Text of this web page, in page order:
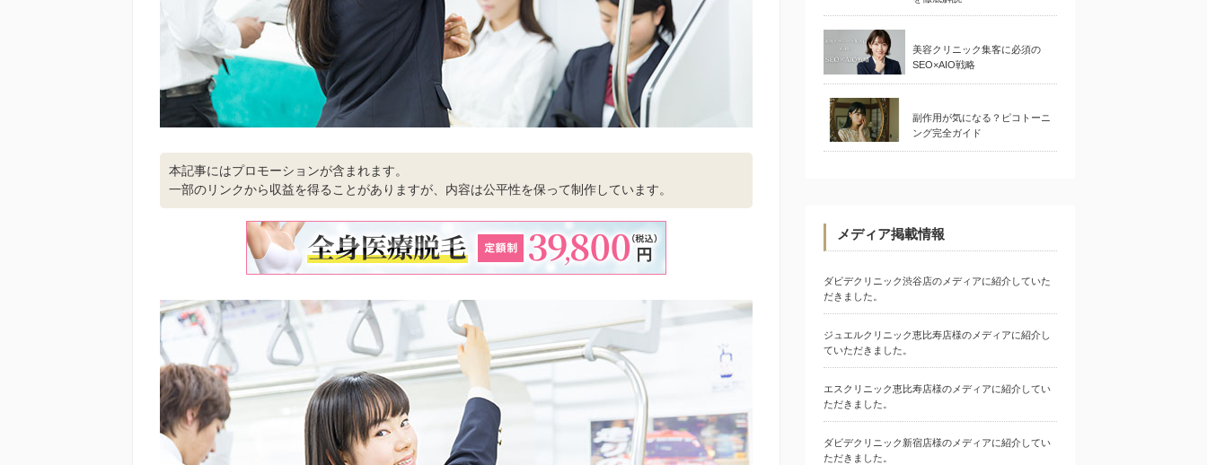
本記事にはプロモーションが含まれます。
一部のリンクから収益を得ることがありますが、内容は公平性を保って制作しています。
美容クリニック集客に必須の
SEO×AIO戦略
副作用が気になる？ピコトーニ
ング完全ガイド
メディア掲載情報
ダビデクリニック渋谷店のメディアに紹介していた
だきました。
ジュエルクリニック恵比寿店様のメディアに紹介し
ていただきました。
エスクリニック恵比寿店様のメディアに紹介してい
ただきました。
ダビデクリニック新宿店様のメディアに紹介してい
ただきました。